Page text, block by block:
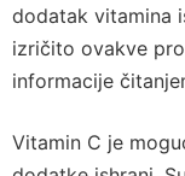
dodatak vitamina
izričito ovakve
informacije
Vitamin C je